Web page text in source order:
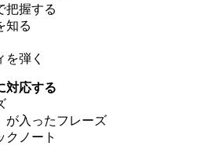
把握する
知る
を弾く
対応する
が入ったフレーズ
クノート